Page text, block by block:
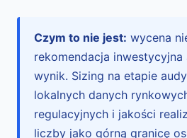
Czym to nie jest: wycena
rekomendacja
wynik. Sizing na etapie
lokalnych danych
regulacyjnych i jakości
liczby jako górną granicę